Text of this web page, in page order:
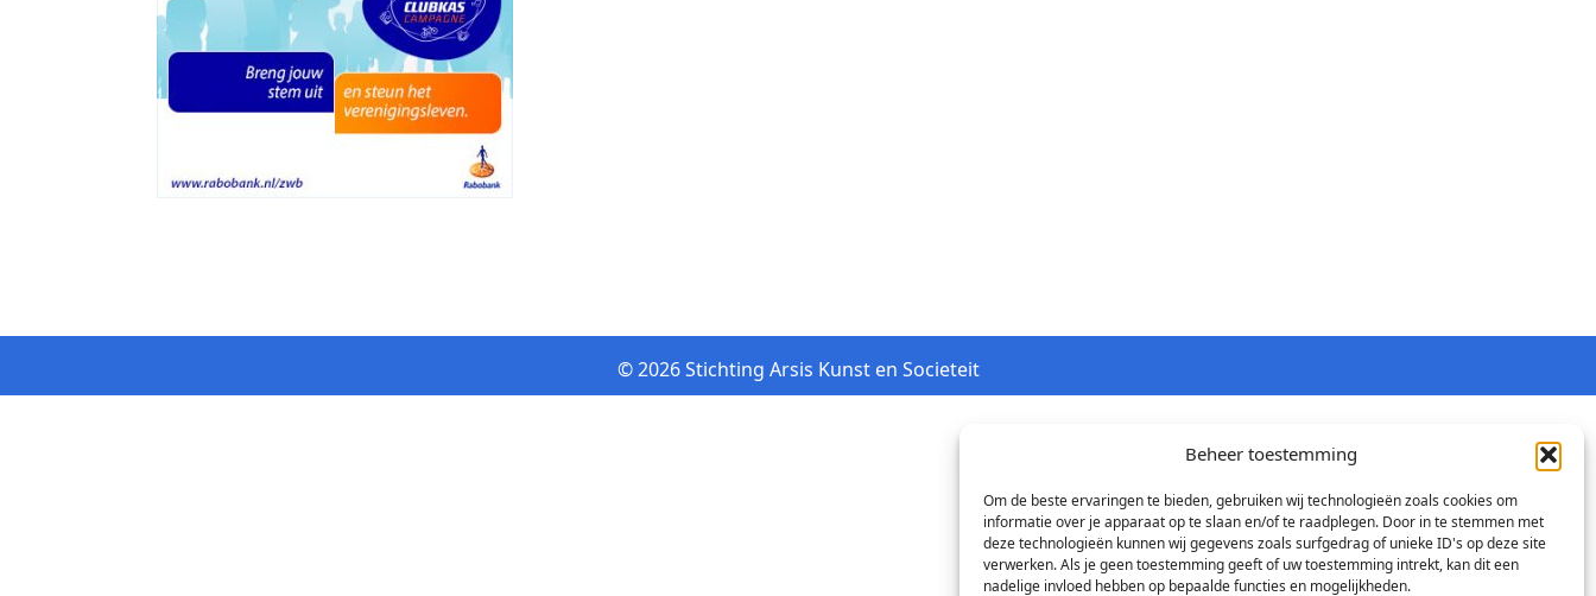
Beheer toestemming
Om de beste ervaringen te bieden, gebruiken wij technologieën zoals cookies om
informatie over je apparaat op te slaan en/of te raadplegen. Door in te stemmen met
deze technologieën kunnen wij gegevens zoals surfgedrag of unieke ID's op deze site
verwerken. Als je geen toestemming geeft of uw toestemming intrekt, kan dit een
nadelige invloed hebben op bepaalde functies en mogelijkheden.
© 2026 Stichting Arsis Kunst en Societeit